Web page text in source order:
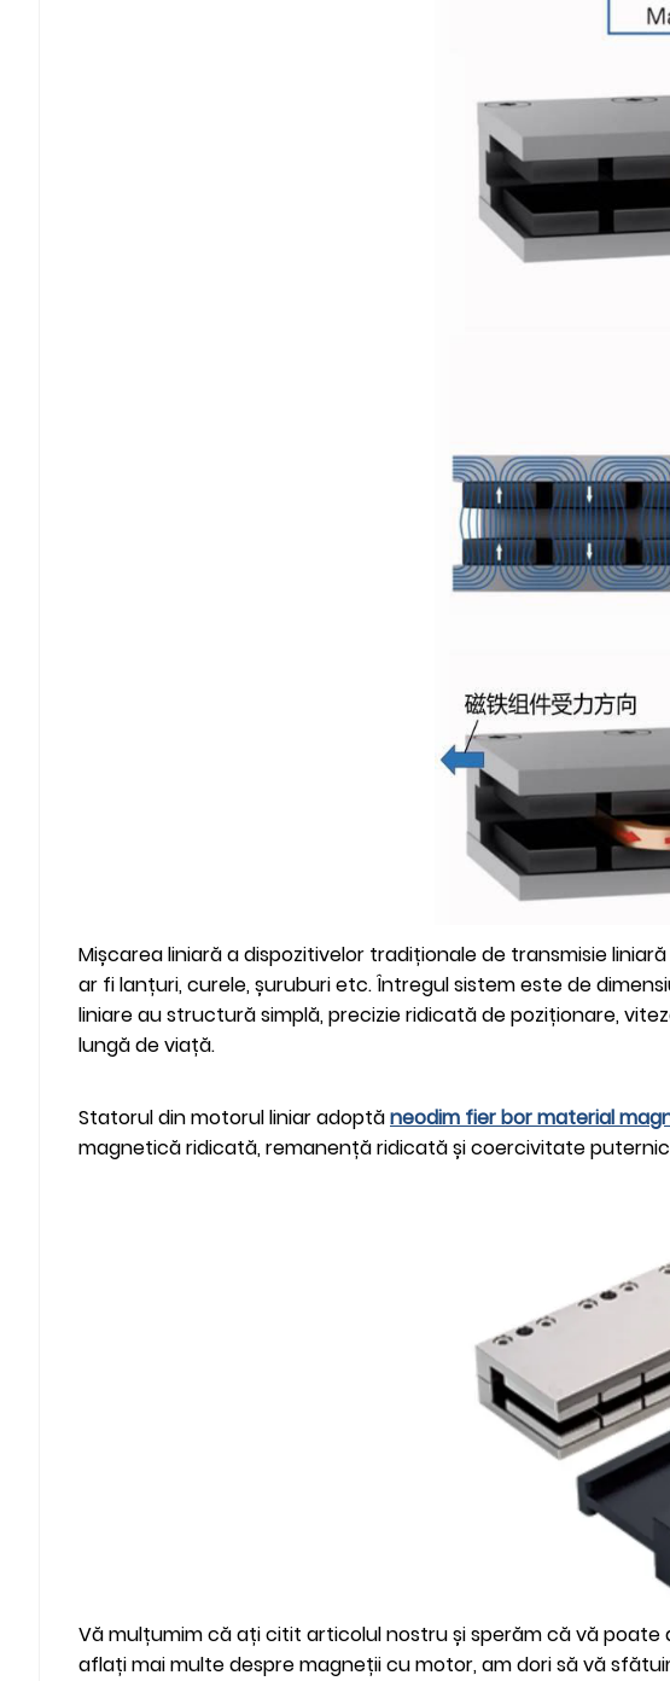
Mișcarea liniară a dispozitivelor tradiționale de transmisie
ar fi lanțuri, curele, șuruburi etc. Întregul sistem este de
liniare au structură simplă, precizie ridicată de poziționare,
lungă de viață.
Statorul din motorul liniar adoptăneodim fier bor material
magnetică ridicată, remanență ridicată și coercivitate
Vă mulțumim că ați citit articolul nostru și sperăm că vă
aflați mai multe despre magneții cu motor, am dori să vă